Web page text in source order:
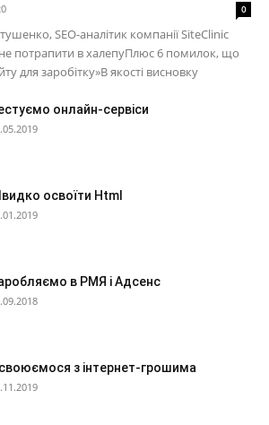
0
SEO-аналітик компанії SiteClinic
потрапити в халепуПлюс 6 помилок, що
для заробітку»В якості висновку
онлайн-сервіси
освоїти Html
в РМЯ і Адсенс
з інтернет-грошима